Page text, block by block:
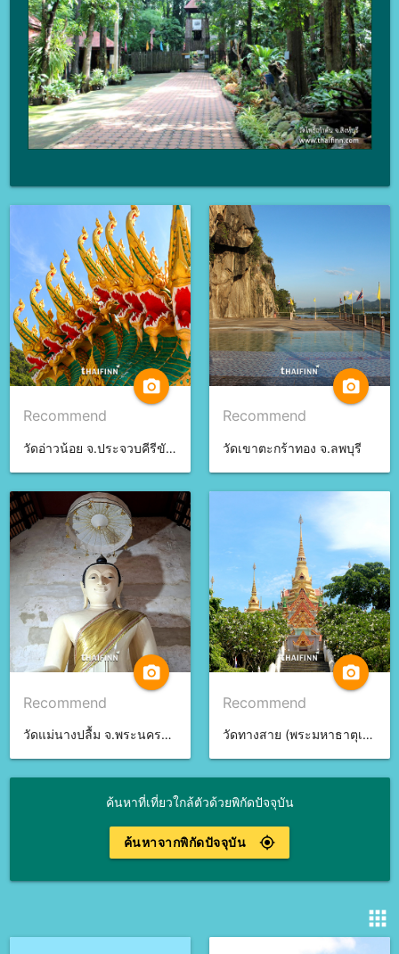
camera_alt
Recommend
วัดอ่าวน้อย จ.ประจวบคีรีขันธ์
camera_alt
Recommend
วัดเขาตะกร้าทอง จ.ลพบุรี
camera_alt
Recommend
วัดแม่นางปลื้ม จ.พระนครศรีอยุธยา
camera_alt
Recommend
วัดทางสาย (พระมหาธาตุเจดีย์ภักดีประกาศ) จ.ประจวบคีรีขันธ์
ค้นหาที่เที่ยวใกล้ตัวด้วยพิกัดปัจจุบัน
gps_fixed
ค้นหาจากพิกัดปัจจุบัน
apps